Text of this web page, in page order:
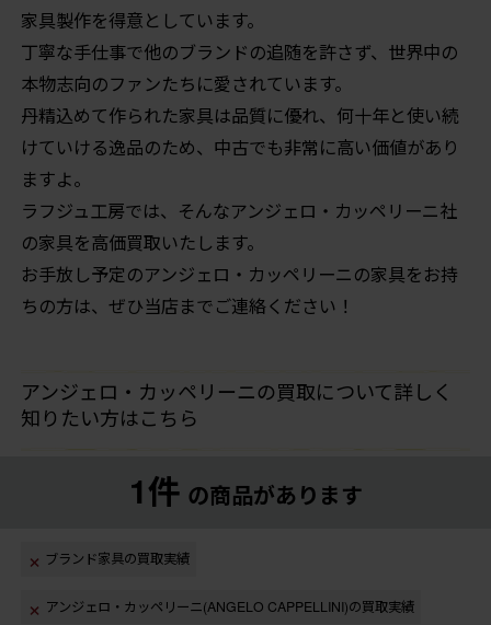
家具製作を得意としています。
丁寧な手仕事で他のブランドの追随を許さず、世界中の
本物志向のファンたちに愛されています。
丹精込めて作られた家具は品質に優れ、何十年と使い続
けていける逸品のため、中古でも非常に高い価値があり
ますよ。
ラフジュ工房では、そんなアンジェロ・カッペリーニ社
の家具を高価買取いたします。
お手放し予定のアンジェロ・カッペリーニの家具をお持
ちの方は、ぜひ当店までご連絡ください！
アンジェロ・カッペリーニの買取について詳しく
知りたい方はこちら
1件 の商品があります
ブランド家具の買取実績
アンジェロ・カッペリーニ(ANGELO CAPPELLINI)の買取実績